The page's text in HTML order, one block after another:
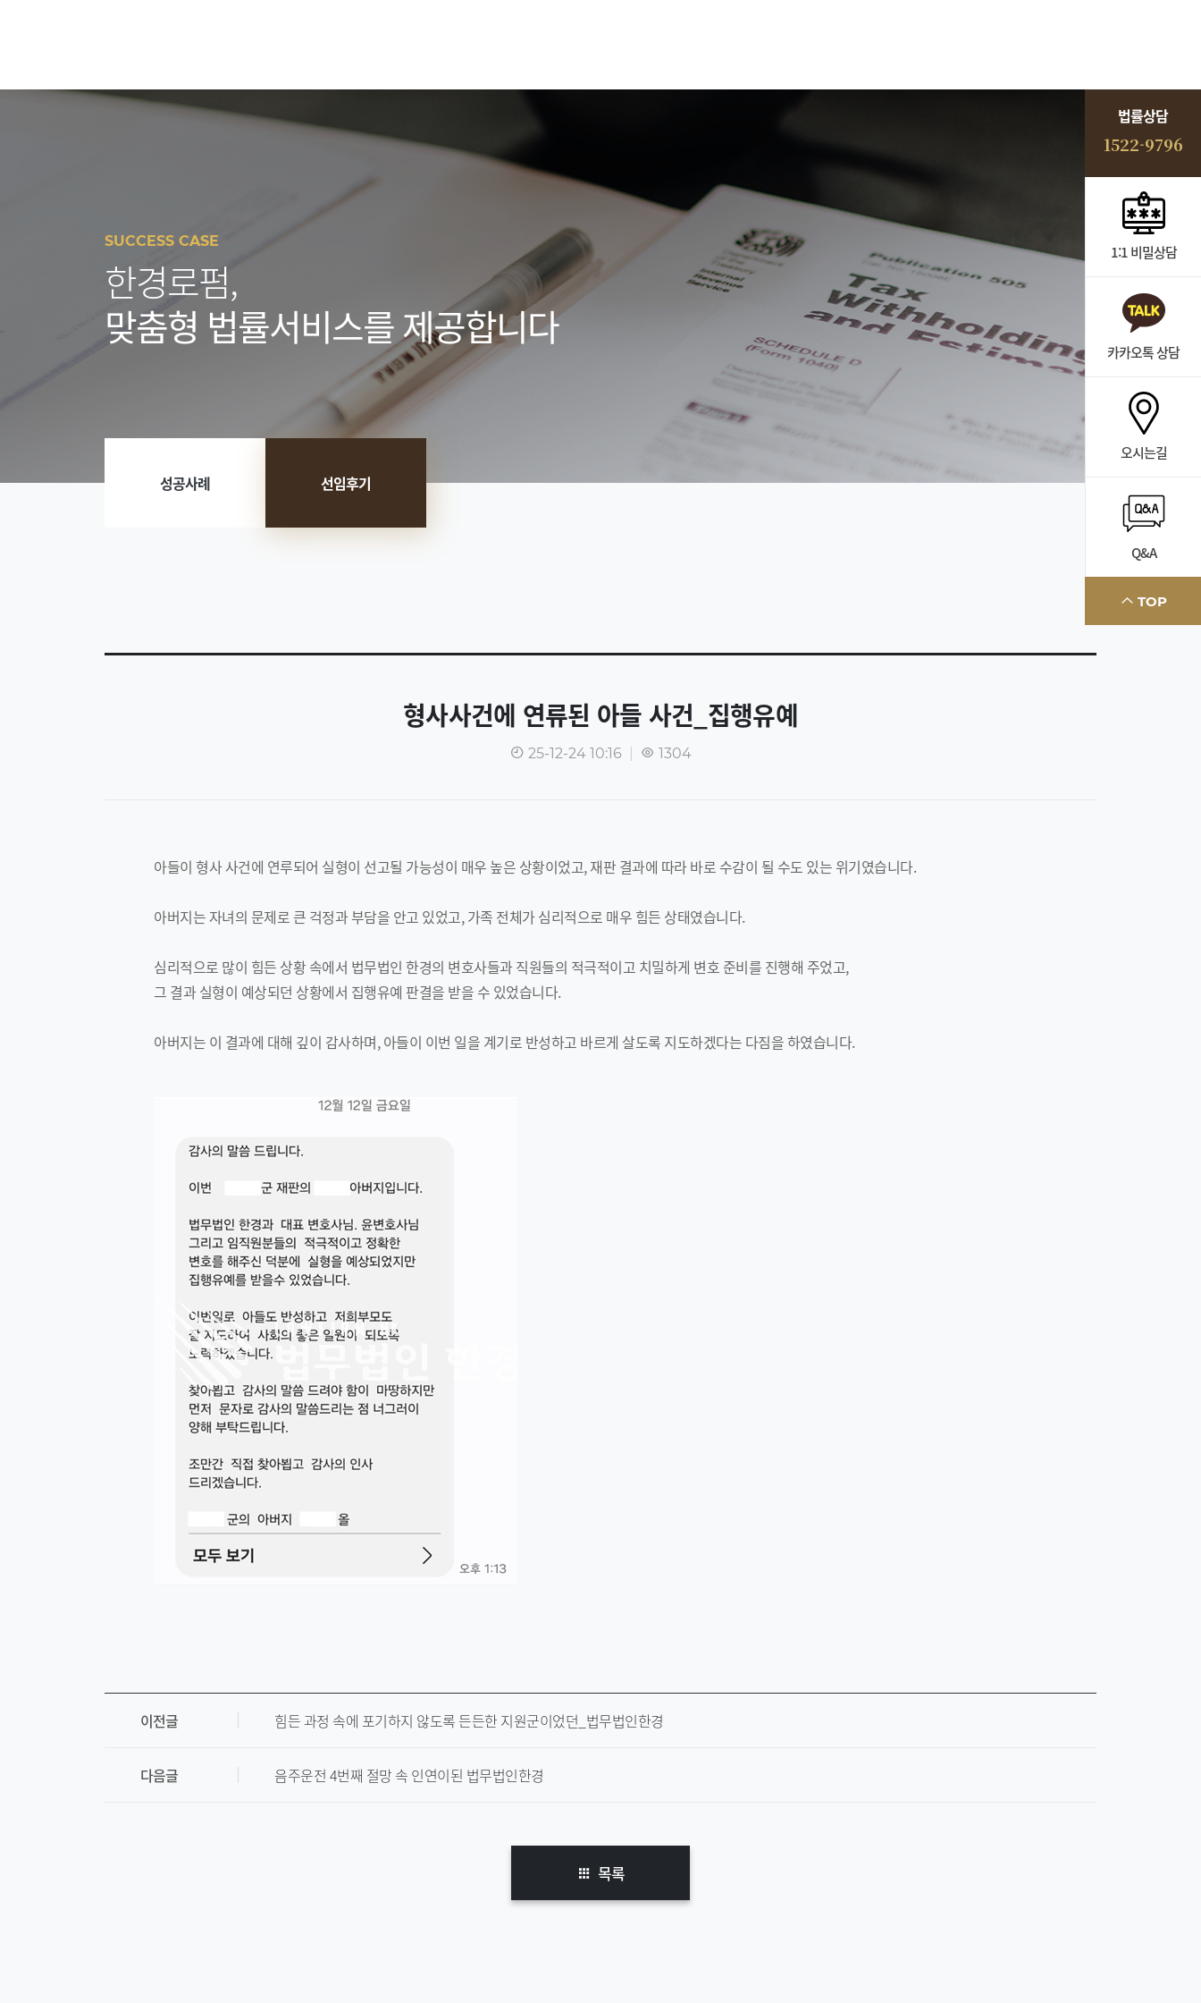
SUCCESS CASE
한경로펌,
맞춤형 법률서비스를 제공합니다
성공사례 선임후기
형사사건에 연류된 아들 사건_집행유예
25-12-24 10:16 1304
아들이 형사 사건에 연루되어 실형이 선고될 가능성이 매우 높은 상황이었고, 재판 결과에 따라 바로 수감이 될 수도 있는 위기였습니다.
아버지는 자녀의 문제로 큰 걱정과 부담을 안고 있었고, 가족 전체가 심리적으로 매우 힘든 상태였습니다.
심리적으로 많이 힘든 상황 속에서 법무법인 한경의 변호사들과 직원들의 적극적이고 치밀하게 변호 준비를 진행해 주었고,
그 결과 실형이 예상되던 상황에서 집행유예 판결을 받을 수 있었습니다.
아버지는 이 결과에 대해 깊이 감사하며, 아들이 이번 일을 계기로 반성하고 바르게 살도록 지도하겠다는 다짐을 하였습니다.
이전글 힘든 과정 속에 포기하지 않도록 든든한 지원군이었던_법무법인한경
다음글 음주운전 4번째 절망 속 인연이된 법무법인한경
목록
법률상담
1522-9796
1:1 비밀상담
카카오톡 상담
오시는길
Q&A
TOP